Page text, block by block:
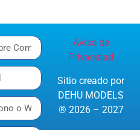
Aviso de
Privacidad
Sitio creado por
DEHU MODELS
® 2026 – 2027